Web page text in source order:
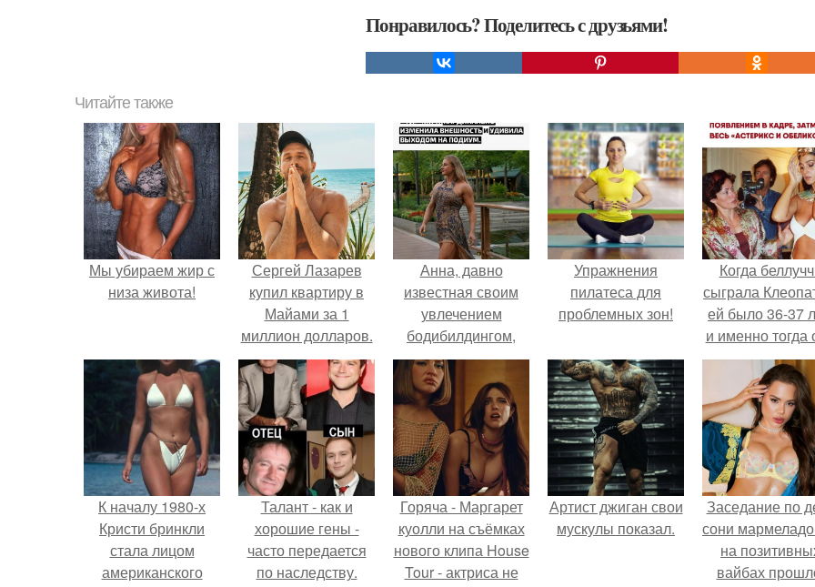
Понравилось? Поделитесь с друзьями!
Читайте также
Мы убираем жир с
низа живота!
Сергей Лазарев
купил квартиру в
Майами за 1
миллион долларов.
Анна, давно
известная своим
увлечением
бодибилдингом,
впервые
попробовала себя
в роли модели.
Упражнения
пилатеса для
проблемных зон!
Когда
сыграла
ей было 36-37
и именно тогда
находилась
вершине
К началу 1980-х
Кристи бринкли
стала лицом
американского
Талант - как и
хорошие гены -
часто передается
по наследству.
Горяча - Маргарет
куолли на съёмках
нового клипа House
Tour - актриса не
Артист джиган свои
мускулы показал.
Заседание по
сони
на
вайбах